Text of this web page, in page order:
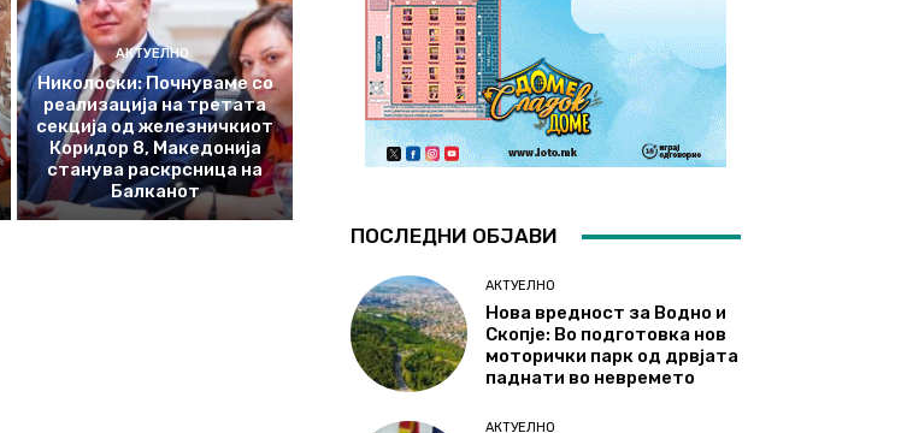
АКТУЕЛНО
Николоски: Почнуваме со
реализација на третата
секција од железничкиот
Коридор 8, Македонија
станува раскрсница на
Балканот
ПОСЛЕДНИ ОБЈАВИ
АКТУЕЛНО
Нова вредност за Водно и
Скопје: Во подготовка нов
моторички парк од дрвјата
паднати во невремето
АКТУЕЛНО